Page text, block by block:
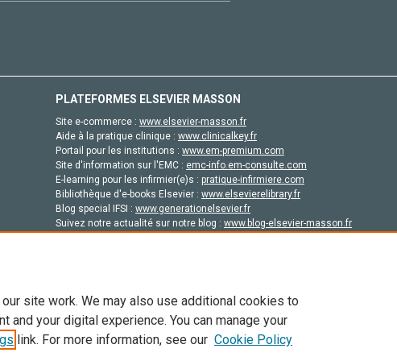
PLATEFORMES ELSEVIER MASSON
Site e-commerce : www.elsevier-masson.fr
Aide à la pratique clinique : www.clinicalkey.fr
Portail pour les institutions : www.em-premium.com
Site d'information sur l'EMC : emc-info.em-consulte.com
E-learning pour les infirmier(e)s : pratique-infirmiere.com
Bibliothèque d'e-books Elsevier : www.elsevierelibrary.fr
Blog special IFSI : www.generationelsevier.fr
Suivez notre actualité sur notre blog : www.blog-elsevier-masson.fr
Elsevier, ses concédants de licence et ses contributeurs. Tout les droits sont réservés,
technologies similaires. Pour tout contenu en libre accès, les conditions de licence
site work. We may also use additional cookies to
and your digital experience. You can manage your
link. For more information, see our Cookie Policy